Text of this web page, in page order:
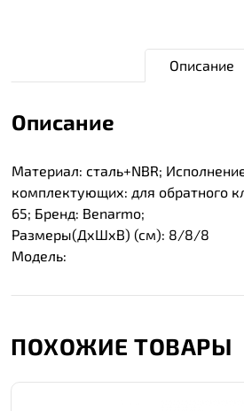
Описание
Описание
Материал: сталь+NBR;
комплектующих: для обратного
65; Бренд: Benarmo;
Размеры(ДхШхВ) (см): 8/8/8
Модель:
ПОХОЖИЕ ТОВАРЫ